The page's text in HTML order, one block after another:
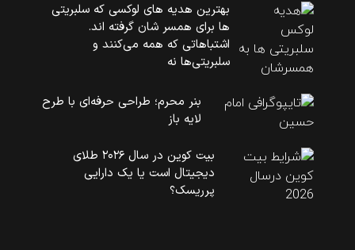
بهترین هدیه های لوکسی که سلبریتی
ها برای همسر شان گرفته اند.
اشتباهاتی که همه می‌کنند و
سلبریتی‌ها نه
بنر محرم؛ طراحی حرفه‌ای با طرح
لایه باز
بیت کوین در سال ۲۰۲۶ طلای
دیجیتال است یا یک دارایی
پرریسک؟